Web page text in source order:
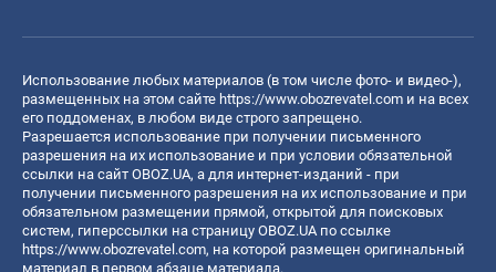
Использование любых материалов (в том числе фото- и видео-),
размещенных на этом сайте https://www.obozrevatel.com и на всех
его поддоменах, в любом виде строго запрещено.
Разрешается использование при получении письменного
разрешения на их использование и при условии обязательной
ссылки на сайт OBOZ.UA, а для интернет-изданий - при
получении письменного разрешения на их использование и при
обязательном размещении прямой, открытой для поисковых
систем, гиперссылки на страницу OBOZ.UA по ссылке
https://www.obozrevatel.com, на которой размещен оригинальный
материал в первом абзаце материала.